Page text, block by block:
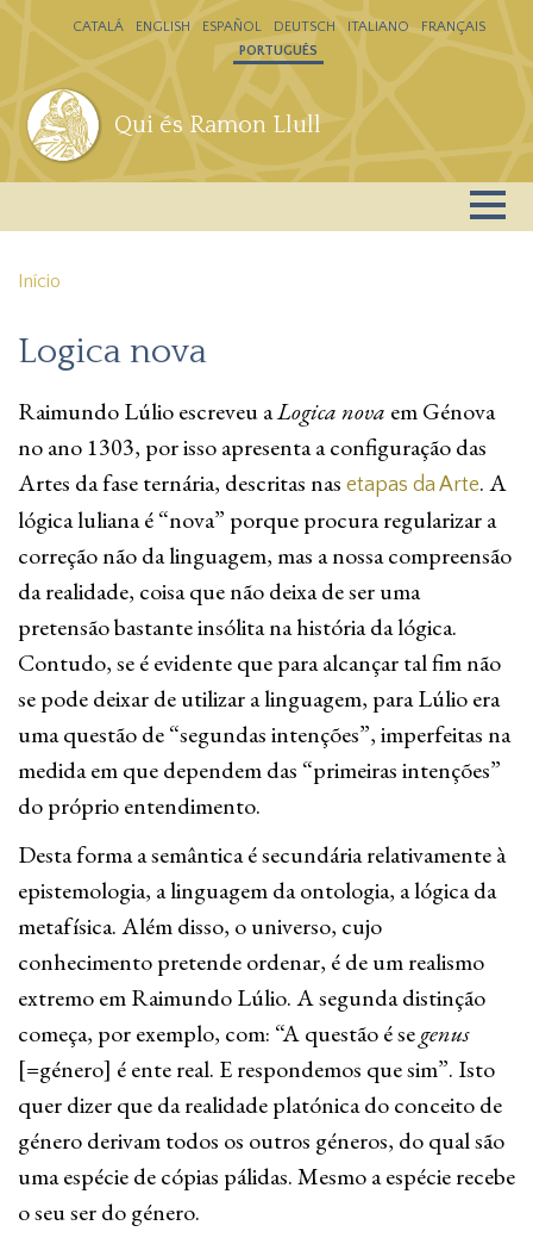
Passar para o conteúdo principal
Qui és Ramon Llull
CATALÁ ENGLISH ESPAÑOL DEUTSCH ITALIANO
FRANÇAIS
PORTUGUÊS
Início
Logica nova
Raimundo Lúlio escreveu aLogica nova em Génova
no ano 1303, por isso apresenta a configuração das
Artes da fase ternária, descritas nas etapas da Arte. A
lógica luliana é “nova” porque procura regularizar a
correção não da linguagem, mas a nossa compreensão
da realidade, coisa que não deixa de ser uma
pretensão bastante insólita na história da lógica.
Contudo, se é evidente que para alcançar tal fim não
se pode deixar de utilizar a linguagem, para Lúlio era
uma questão de “segundas intenções”, imperfeitas na
medida em que dependem das “primeiras intenções”
do próprio entendimento.
Desta forma a semântica é secundária relativamente à
epistemologia, a linguagem da ontologia, a lógica da
metafísica. Além disso, o universo, cujo
conhecimento pretende ordenar, é de um realismo
extremo em Raimundo Lúlio. A segunda distinção
começa, por exemplo, com: “A questão é segenus
[=género] é ente real. E respondemos que sim”. Isto
quer dizer que da realidade platónica do conceito de
género derivam todos os outros géneros, do qual são
uma espécie de cópias pálidas. Mesmo a espécie recebe
o seu ser do género.